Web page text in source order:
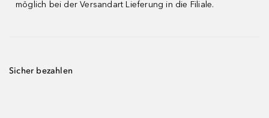
möglich bei der Versandart Lieferung in die Filiale.
Sicher bezahlen